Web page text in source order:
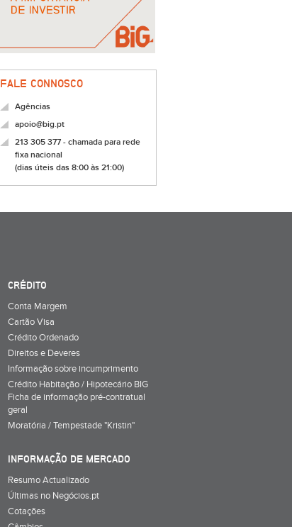
FALE CONNOSCO
Agências
apoio@big.pt
213 305 377 - chamada para rede
fixa nacional
(dias úteis das 8:00 às 21:00)
CRÉDITO
Conta Margem
Cartão Visa
Crédito Ordenado
Direitos e Deveres
Informação sobre incumprimento
Crédito Habitação / Hipotecário BIG
Ficha de informação pré-contratual
geral
Moratória / Tempestade "Kristin"
INFORMAÇÃO DE MERCADO
Resumo Actualizado
Últimas no Negócios.pt
Cotações